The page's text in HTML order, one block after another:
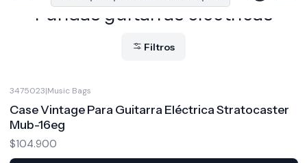
Fundas guitarras eléctricas
Filtros
3475023|Music Bags
Case Vintage Para Guitarra Eléctrica Stratocaster
Mub-16eg
$104.900